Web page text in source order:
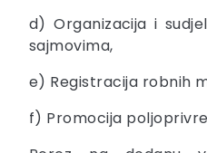
d) Organizacija i
sajmovima,
e) Registracija robnih
f) Promocija